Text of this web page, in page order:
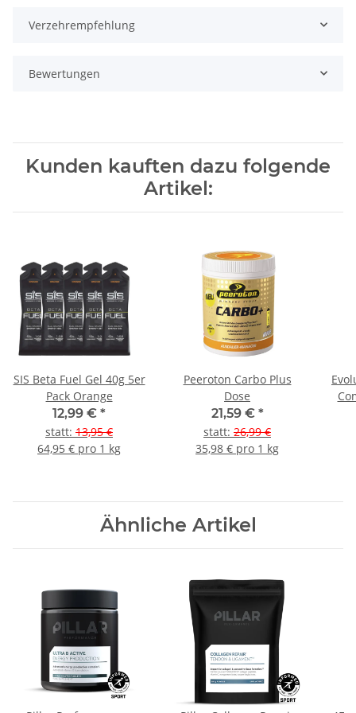
Verzehrempfehlung
Bewertungen
Kunden kauften dazu folgende
Artikel:
SIS Beta Fuel Gel 40g 5er
Pack Orange
12,99 € *
statt: 13,95 €
64,95 € pro 1 kg
Peeroton Carbo Plus
Dose
21,59 € *
statt: 26,99 €
35,98 € pro 1 kg
Ähnliche Artikel